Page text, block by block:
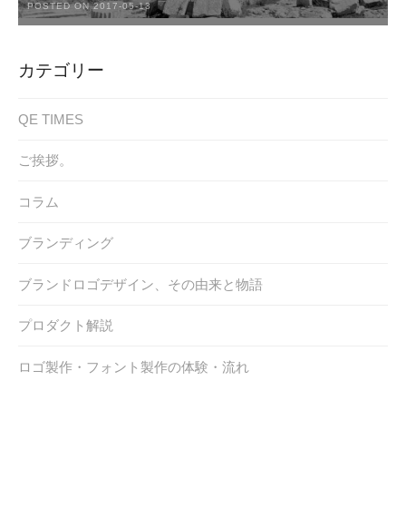
POSTED ON 2017-05-13
カテゴリー
QE TIMES
ご挨拶。
コラム
ブランディング
ブランドロゴデザイン、その由来と物語
プロダクト解説
ロゴ製作・フォント製作の体験・流れ